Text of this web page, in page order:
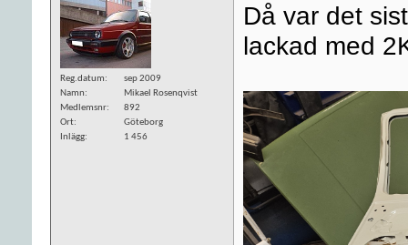
Reg.datum
sep 2009
Namn
Mikael Rosenqvist
Medlemsnr
892
Ort
Göteborg
Inlägg
1 456
Då var det
lackad med